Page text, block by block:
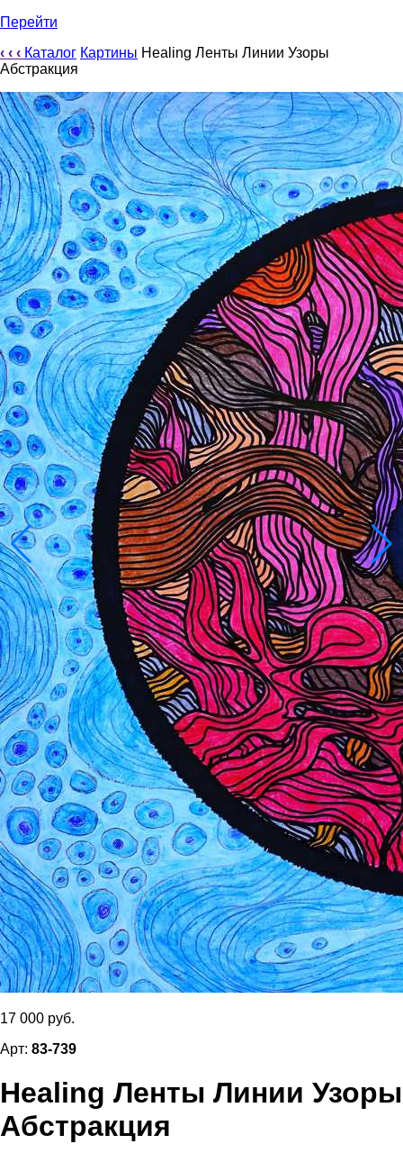
Перейти
‹ ‹ ‹ Каталог Картины Healing Ленты Линии Узоры
Абстракция
17 000 руб.
Арт: 83-739
Healing Ленты Линии Узоры
Абстракция